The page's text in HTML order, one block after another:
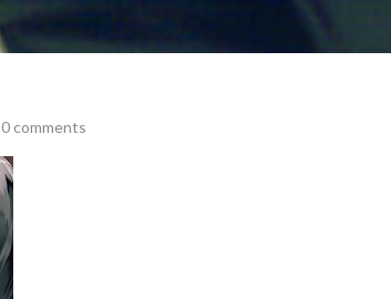
0 comments